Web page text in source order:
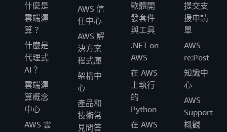
什麼是
雲端運
算？
什麼是
代理式
AI？
雲端運
算概念
中心
AWS 雲
AWS 信
任中心
AWS 解
決方案
程式庫
架構中
心
產品和
技術常
見問答
軟體開
發套件
與工具
.NET on
AWS
在 AWS
上執行
的
Python
在 AWS
提交支
援申請
單
AWS
re:Post
知識中
心
AWS
Support
概觀